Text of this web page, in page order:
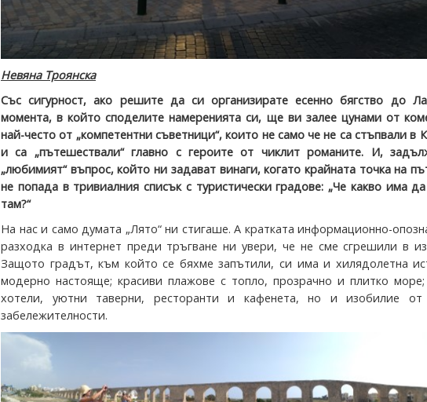
Невяна Троянска
Със сигурност, ако решите да си организирате есенно бягство до
момента, в който споделите намеренията си, ще ви залее цунами от
най-често от „компетентни съветници“, които не само че не са стъпвали в
и са „пътешествали“ главно с героите от чиклит романите. И,
„любимият“ въпрос, който ни задават винаги, когато крайната точка на
не попада в тривиалния списък с туристически градове: „Че какво има
там?“
На нас и само думата „Лято“ ни стигаше. А кратката информационно-
разходка в интернет преди тръгване ни увери, че не сме сгрешили в
Защото градът, към който се бяхме запътили, си има и хилядолетна
модерно настояще; красиви плажове с топло, прозрачно и плитко море;
хотели, уютни таверни, ресторанти и кафенета, но и изобилие от
забележителности.